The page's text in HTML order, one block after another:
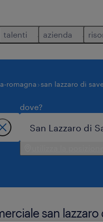
talenti azienda
romagna san lazzaro di
dove?
san lazzaro